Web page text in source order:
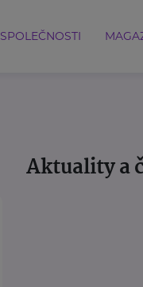
SPOLEČNOSTI
Aktuality a